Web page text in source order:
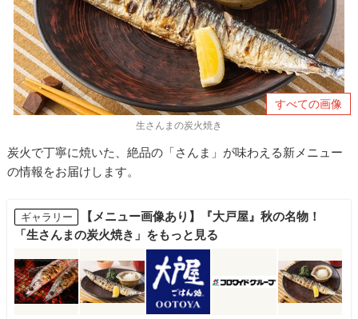
すべての画像
生さんまの炭火焼き
炭火で丁寧に焼いた、絶品の「さんま」が味わえる新メニュー
の情報をお届けします。
ギャラリー
【メニュー画像あり】『大戸屋』秋の名物！
「生さんまの炭火焼き」をもっと見る